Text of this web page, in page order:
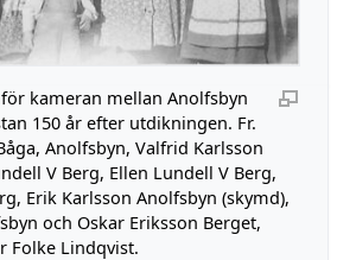
kameran mellan Anolfsbyn
150 år efter utdikningen. Fr.
Anolfsbyn, Valfrid Karlsson
V Berg, Ellen Lundell V Berg,
Erik Karlsson Anolfsbyn (skymd),
och Oskar Eriksson Berget,
Folke Lindqvist.